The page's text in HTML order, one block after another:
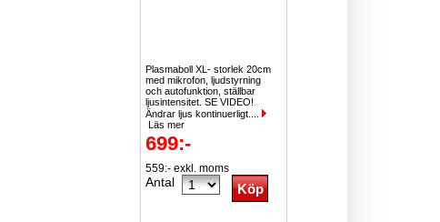
Plasmaboll XL- storlek 20cm
med mikrofon, ljudstyrning
och autofunktion, ställbar
ljusintensitet. SE VIDEO!
Ändrar ljus kontinuerligt....
Läs mer
699:-
559:- exkl. moms
Antal